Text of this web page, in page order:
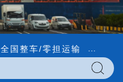
全国整车/零担运输 内外贸